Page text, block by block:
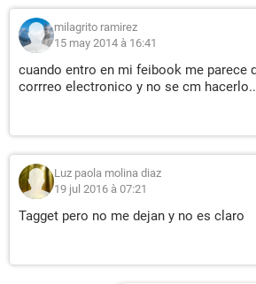
milagrito ramirez
15 may 2014 à 16:41
cuando entro en mi feibook me parece
corrreo electronico y no se cm
Luz paola molina diaz
19 jul 2016 à 07:21
Tagget pero no me dejan y no es claro